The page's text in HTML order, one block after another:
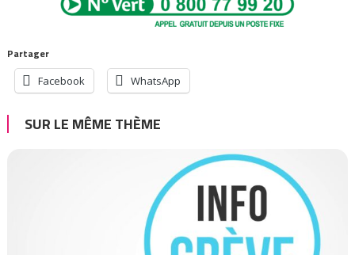
Partager
Facebook WhatsApp
SUR LE MÊME THÈME